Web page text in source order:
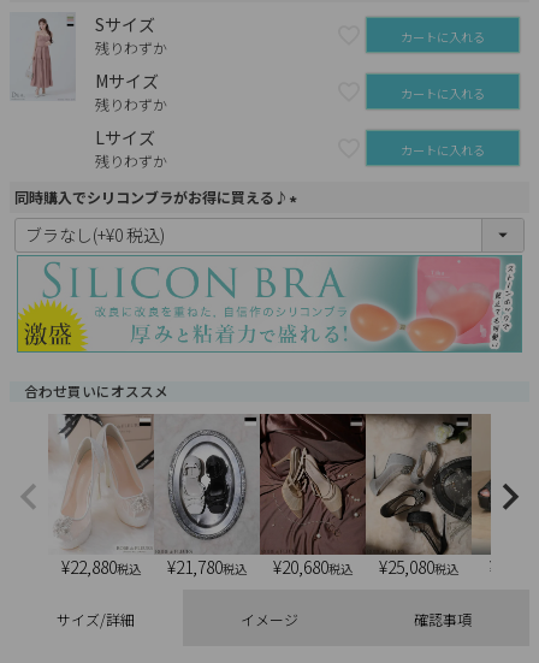
Sサイズ
残りわずか カートに入れる
Mサイズ
残りわずか カートに入れる
Lサイズ
残りわずか カートに入れる
同時購入でシリコンブラがお得に買える♪
(
須
)
合わせ買いにオススメ
¥22,880税込 ¥21,780税込 ¥20,680税込 ¥25,080税込 ¥
サイズ/詳細 イメージ 確認事項